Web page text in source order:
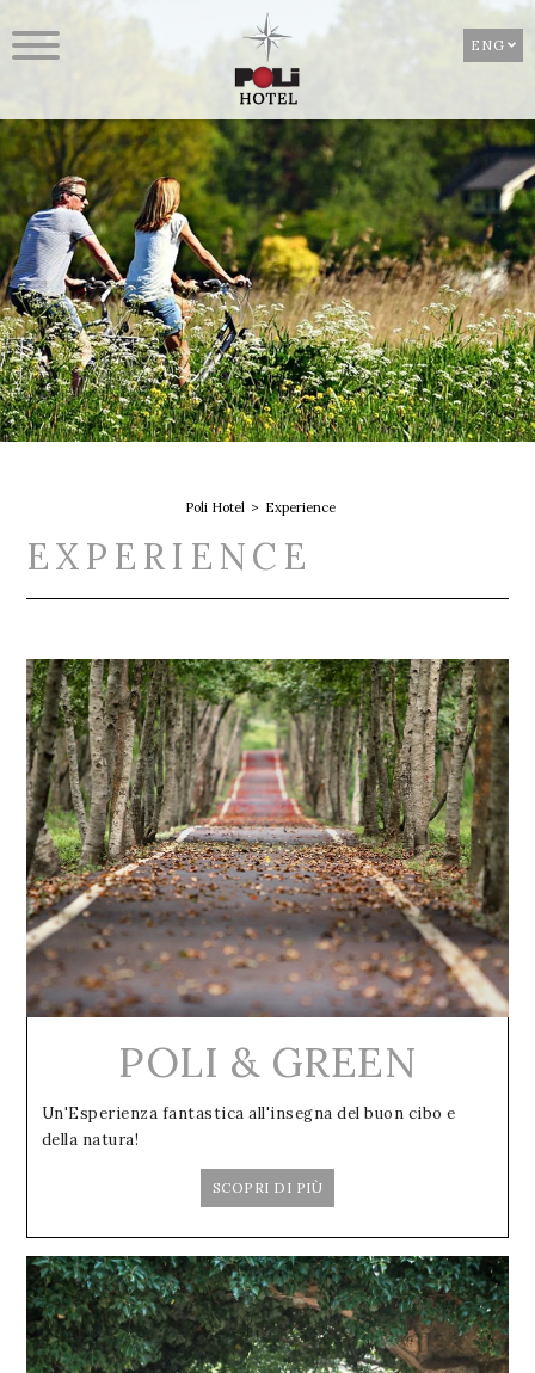
ENG
Poli Hotel Experience
EXPERIENCE
POLI & GREEN
Un'Esperienza fantastica all'insegna del buon cibo e
della natura!
SCOPRI DI PIÙ